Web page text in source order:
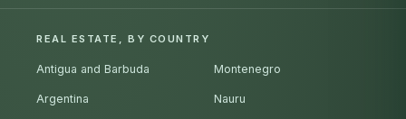
REAL ESTATE, BY COUNTRY
Antigua and Barbuda
Argentina
Montenegro
Nauru